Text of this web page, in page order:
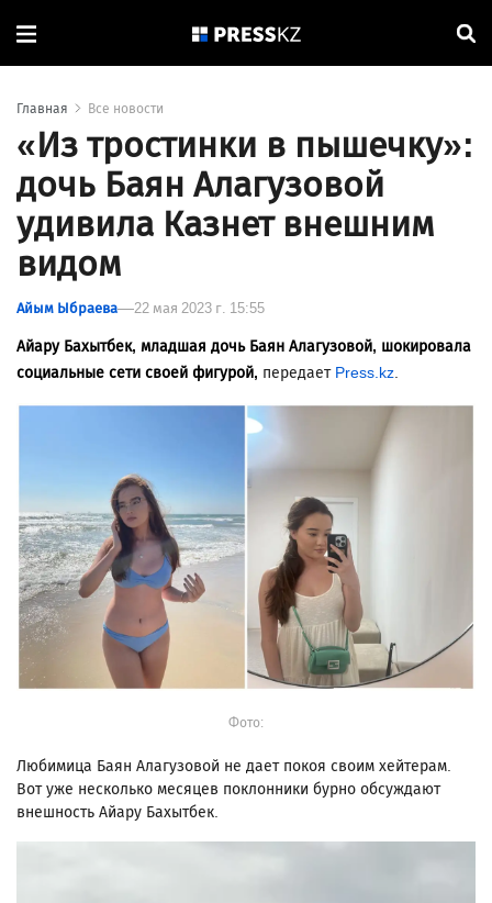
Главная Все новости
«Из тростинки в пышечку»:
дочь Баян Алагузовой
удивила Казнет внешним
видом
Айым Ыбраева 22 мая 2023 г. 15:55
Айару Бахытбек, младшая дочь Баян Алагузовой, шокировала
социальные сети своей фигурой, передает Press.kz.
Фото:
Любимица Баян Алагузовой не дает покоя своим хейтерам.
Вот уже несколько месяцев поклонники бурно обсуждают
внешность Айару Бахытбек.